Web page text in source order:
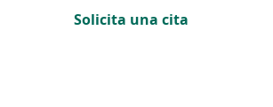
Solicita una cita